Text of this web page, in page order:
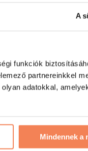
A
funkciók
partnereinkkel
adatokkal,
Mindennek a